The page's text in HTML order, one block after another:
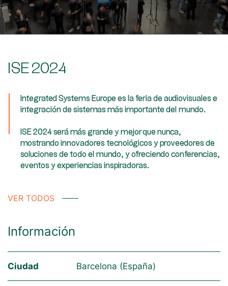
ISE 2024
Integrated Systems Europe es la feria de audiovisuales e
integración de sistemas más importante del mundo.
ISE 2024 será más grande y mejor que nunca,
mostrando innovadores tecnológicos y proveedores de
soluciones de todo el mundo, y ofreciendo conferencias,
eventos y experiencias inspiradoras.
VER TODOS
Información
Ciudad Barcelona (España)